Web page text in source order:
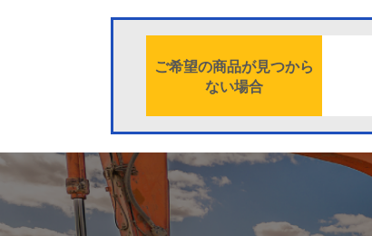
ご希望の商品が見つから
ない場合